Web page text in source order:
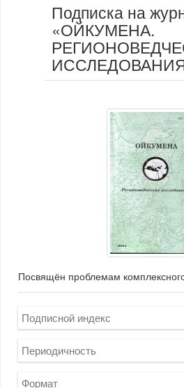
Подписка на
«ОЙКУМЕНА.
Посвящён проблемам
Подписной индекс
Периодичность
Формат